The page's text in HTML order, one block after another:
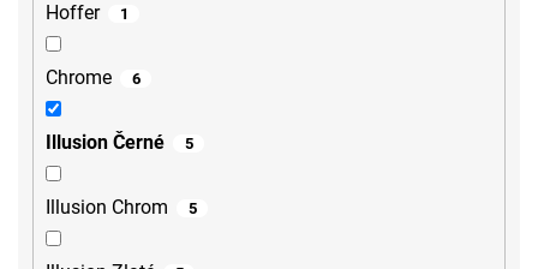
Hoffer 1
Chrome 6
Illusion Černé 5
Illusion Chrom 5